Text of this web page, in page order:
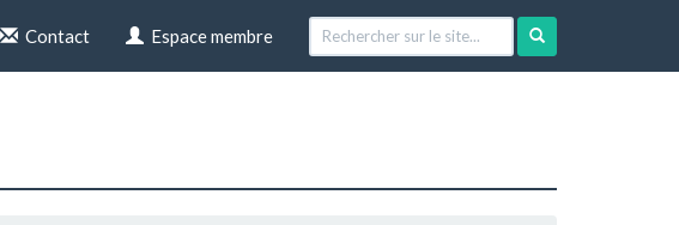
Contact Espace membre